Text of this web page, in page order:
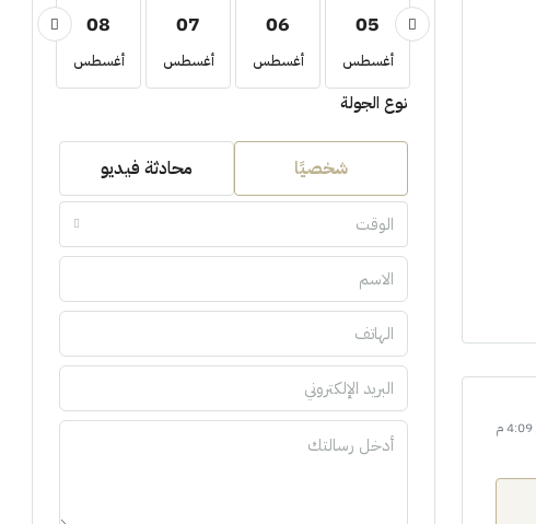
05
أغسطس
06
أغسطس
07
أغسطس
08
أغسطس
نوع الجولة
شخصيًا محادثة فيديو
الوقت